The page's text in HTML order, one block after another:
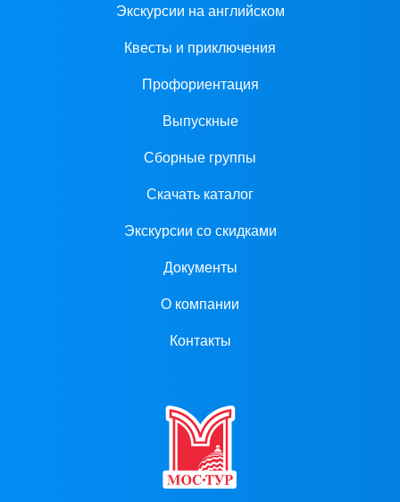
Экскурсии на английском
Квесты и приключения
Профориентация
Выпускные
Сборные группы
Скачать каталог
Экскурсии со скидками
Документы
О компании
Контакты